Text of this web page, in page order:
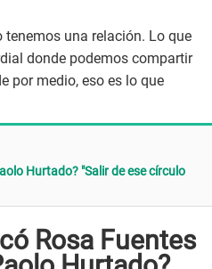
tenemos una relación. Lo que
donde podemos compartir
por medio, eso es lo que
Hurtado? "Salir de ese círculo
Rosa Fuentes